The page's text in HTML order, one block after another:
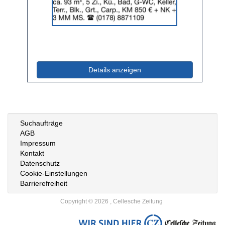
Anzeige
2064423
anzeigen
Details anzeigen(ID: 2064423)
Suchaufträge
AGB
Impressum
Kontakt
Datenschutz
Cookie-Einstellungen
Barrierefreiheit
Copyright © 2026 , Cellesche Zeitung